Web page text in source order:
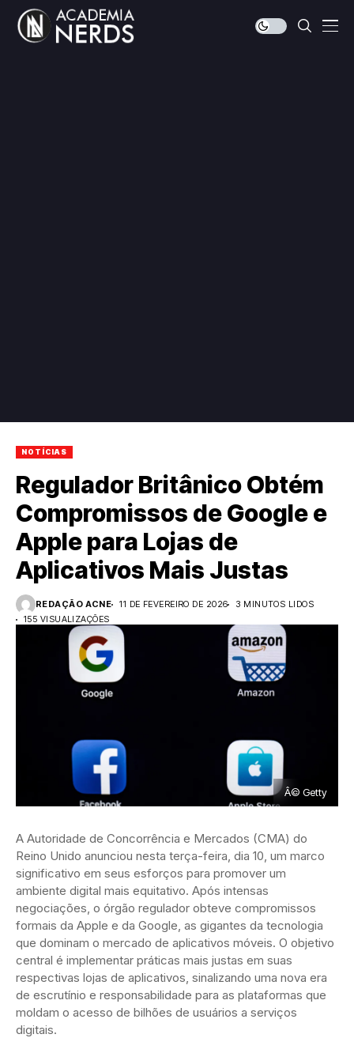
NOTÍCIAS
Regulador Britânico Obtém
Compromissos de Google e
Apple para Lojas de
Aplicativos Mais Justas
REDAÇÃO ACNE 11 DE FEVEREIRO DE 2026
3 MINUTOS LIDOS
155 VISUALIZAÇÕES
Â© Getty
A Autoridade de Concorrência e Mercados (CMA) do
Reino Unido anunciou nesta terça-feira, dia 10, um marco
significativo em seus esforços para promover um
ambiente digital mais equitativo. Após intensas
negociações, o órgão regulador obteve compromissos
formais da Apple e da Google, as gigantes da tecnologia
que dominam o mercado de aplicativos móveis. O objetivo
central é implementar práticas mais justas em suas
respectivas lojas de aplicativos, sinalizando uma nova era
de escrutínio e responsabilidade para as plataformas que
moldam o acesso de bilhões de usuários a serviços
digitais.